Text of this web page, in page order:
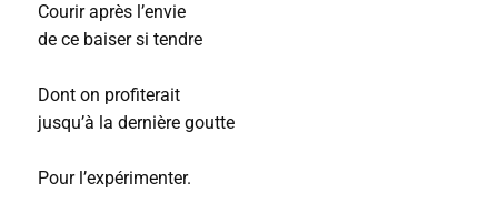
Courir après l’envie
de ce baiser si tendre
Dont on profiterait
jusqu’à la dernière goutte
Pour l’expérimenter.